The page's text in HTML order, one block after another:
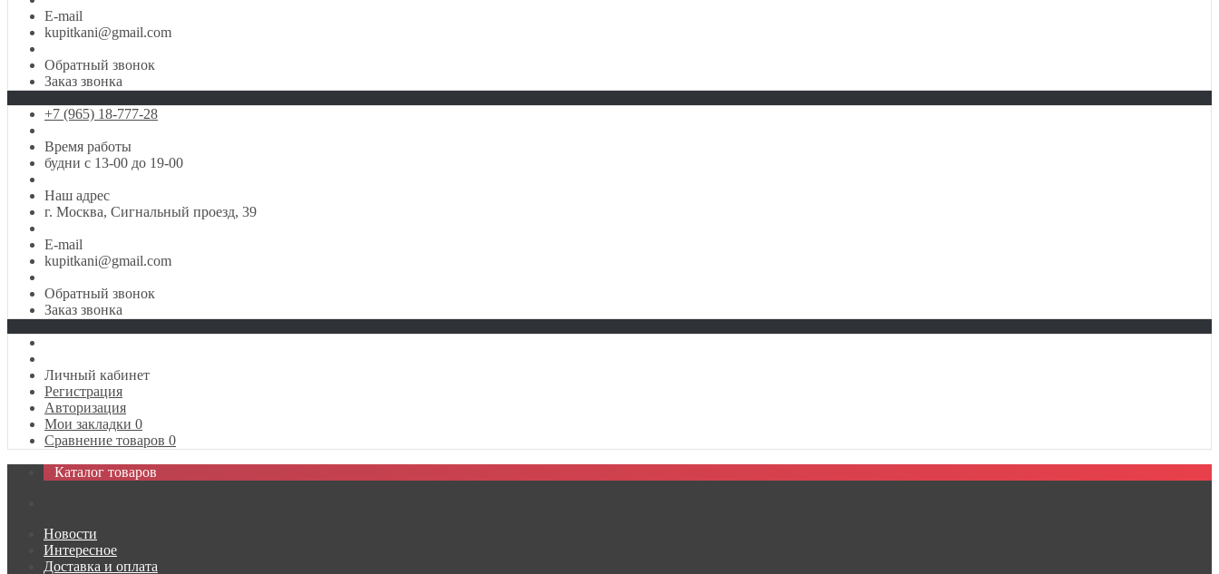
E-mail
kupitkani@gmail.com
Обратный звонок
Заказ звонка
+7 (965) 18-777-28
Время работы
будни с 13-00 до 19-00
Наш адрес
г. Москва, Сигнальный проезд, 39
E-mail
kupitkani@gmail.com
Обратный звонок
Заказ звонка
Личный кабинет
Регистрация
Авторизация
Мои закладки 0
Сравнение товаров 0
Каталог товаров
Новости
Интересное
Доставка и оплата